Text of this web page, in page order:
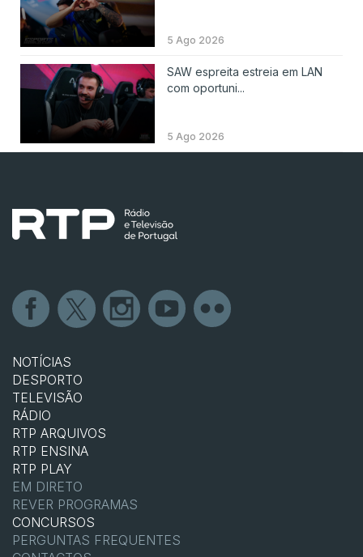
5 Ago 2026
SAW espreita estreia em LAN
com oportuni...
5 Ago 2026
NOTÍCIAS
DESPORTO
TELEVISÃO
RÁDIO
RTP ARQUIVOS
RTP ENSINA
RTP PLAY
EM DIRETO
REVER PROGRAMAS
CONCURSOS
PERGUNTAS FREQUENTES